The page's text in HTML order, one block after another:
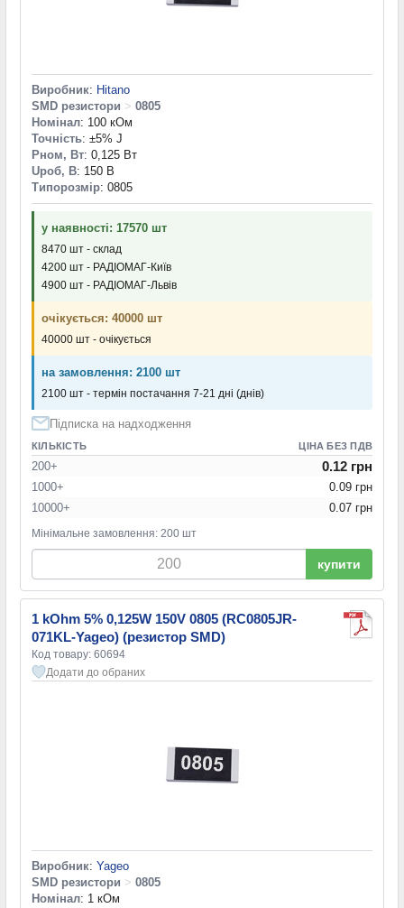
Виробник: Hitano
SMD резистори > 0805
Номінал: 100 кОм
Точність: ±5% J
Pном, Вт: 0,125 Вт
Uроб, В: 150 В
Типорозмір: 0805
у наявності: 17570 шт
8470 шт - склад
4200 шт - РАДІОМАГ-Київ
4900 шт - РАДІОМАГ-Львів
очікується: 40000 шт
40000 шт - очікується
на замовлення: 2100 шт
2100 шт - термін постачання 7-21 дні (днів)
Підписка на надходження
КІЛЬКІСТЬ ЦІНА БЕЗ ПДВ
200+ 0.12 грн
1000+
0.09 грн
10000+
0.07 грн
Мінімальне замовлення: 200 шт
купити
1 kOhm 5% 0,125W 150V 0805 (RC0805JR-
071KL-Yageo) (резистор SMD)
Код товару: 60694
Додати до обраних
Виробник: Yageo
SMD резистори > 0805
Номінал: 1 кОм